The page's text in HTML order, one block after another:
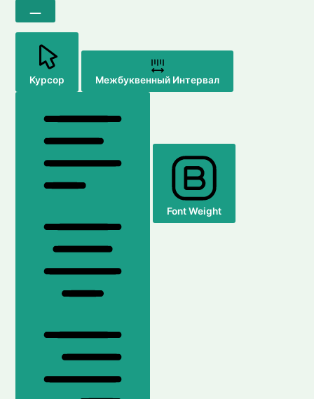
Курсор Межбуквенный Интервал
Font Weight